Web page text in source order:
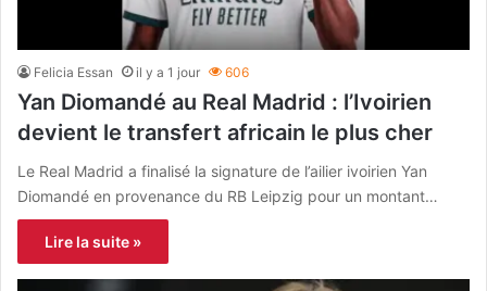
Felicia Essan il y a 1 jour 606
Yan Diomandé au Real Madrid : l’Ivoirien
devient le transfert africain le plus cher
Le Real Madrid a finalisé la signature de l’ailier ivoirien Yan
Diomandé en provenance du RB Leipzig pour un montant…
Lire la suite »